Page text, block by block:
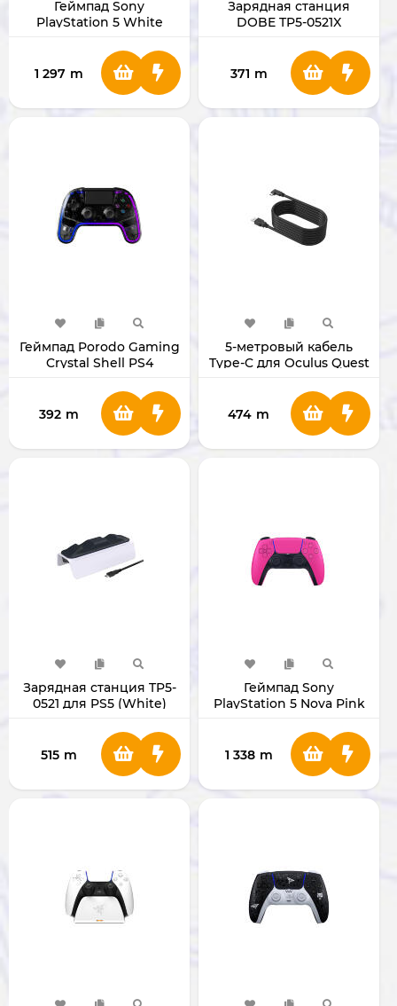
Геймпад Sony
PlayStation 5 White
1 297 m
Зарядная станция
DOBE TP5-0521X
371 m
Геймпад Porodo Gaming
Crystal Shell PS4
392 m
5-метровый кабель
Type-C для Oculus Quest
474 m
Зарядная станция TP5-
0521 для PS5 (White)
515 m
Геймпад Sony
PlayStation 5 Nova Pink
1 338 m